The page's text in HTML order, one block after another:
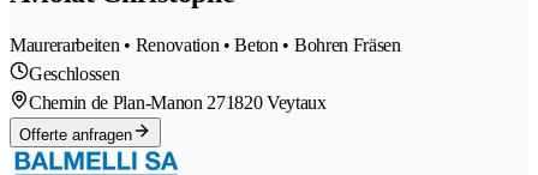
Maurerarbeiten • Renovation • Beton • Bohren Fräsen
Geschlossen
Chemin de Plan-Manon 271820 Veytaux
Offerte anfragen